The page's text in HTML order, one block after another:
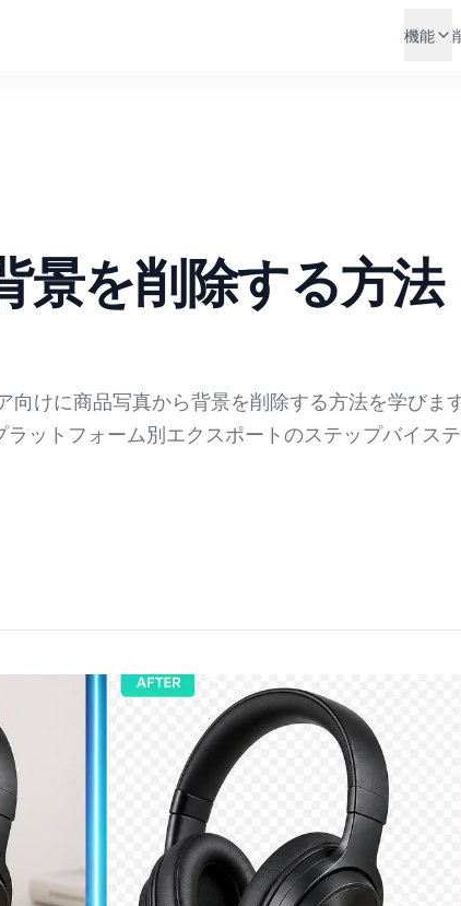
機能
景を削除する方法
けに商品写真から背景を削除する方法を学びま
ットフォーム別エクスポートのステップバイス